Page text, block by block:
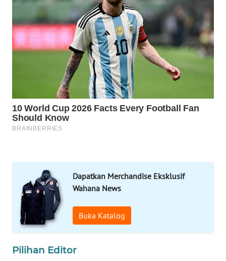
Dapatkan Merchandise Eksklusif
Wahana News
Buka Katalog
Pilihan Editor
KELISTRIKAN
WALINKI
ID
MARTABAT
NET
MKLI
LPKKI